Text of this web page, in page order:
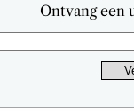
Ontvang een